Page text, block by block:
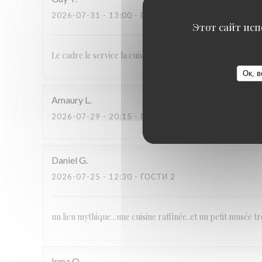
Этот сайт
Ок,
2026-07-31 - 13:00 - ГОСТИ 4
Le cadre le service la cuisine malgré la mauvaise cuisson
Amaury L
2026-07-29 - 20:15 - ГОСТИ 2
Daniel G
2026-07-25 - 12:30 - ГОСТИ 2
un lieu mythique...une cuisine raffinée..et un petit musée